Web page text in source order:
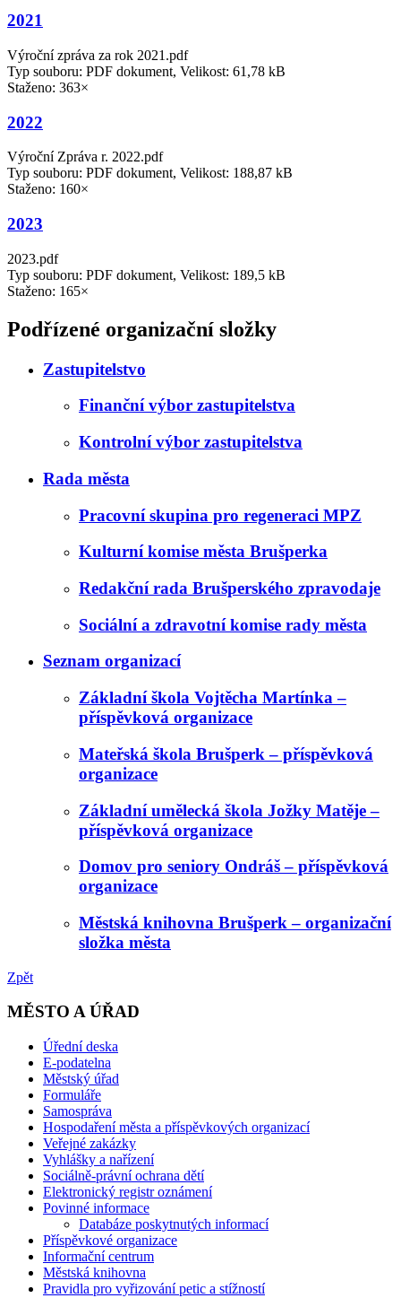
2021
Výroční zpráva za rok 2021.pdf
Typ souboru: PDF dokument, Velikost: 61,78 kB
Staženo: 363×
2022
Výroční Zpráva r. 2022.pdf
Typ souboru: PDF dokument, Velikost: 188,87 kB
Staženo: 160×
2023
2023.pdf
Typ souboru: PDF dokument, Velikost: 189,5 kB
Staženo: 165×
Podřízené organizační složky
Zastupitelstvo
Finanční výbor zastupitelstva
Kontrolní výbor zastupitelstva
Rada města
Pracovní skupina pro regeneraci MPZ
Kulturní komise města Brušperka
Redakční rada Brušperského zpravodaje
Sociální a zdravotní komise rady města
Seznam organizací
Základní škola Vojtěcha Martínka –
příspěvková organizace
Mateřská škola Brušperk – příspěvková
organizace
Základní umělecká škola Jožky Matěje –
příspěvková organizace
Domov pro seniory Ondráš – příspěvková
organizace
Městská knihovna Brušperk – organizační
složka města
Zpět
MĚSTO A ÚŘAD
Úřední deska
E-podatelna
Městský úřad
Formuláře
Samospráva
Hospodaření města a příspěvkových organizací
Veřejné zakázky
Vyhlášky a nařízení
Sociálně-právní ochrana dětí
Elektronický registr oznámení
Povinné informace
Databáze poskytnutých informací
Příspěvkové organizace
Informační centrum
Městská knihovna
Pravidla pro vyřizování petic a stížností